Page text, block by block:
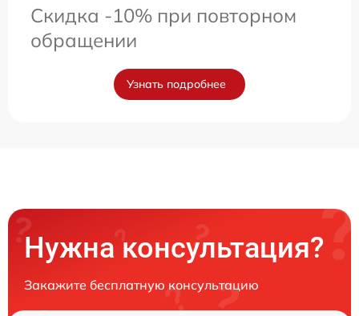
Скидка -10% при повторном
обращении
Узнать подробнее
Нужна консультация?
Закажите бесплатную консультацию